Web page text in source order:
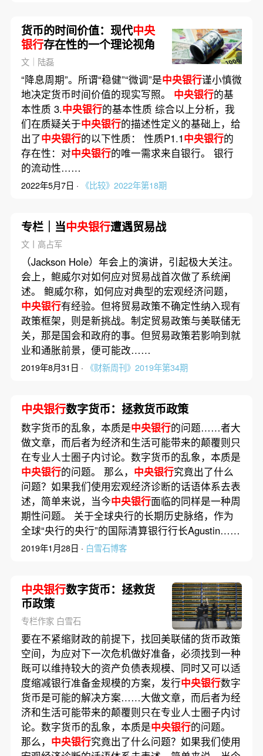
货币的时间价值：现代中央
银行存在性的一个理论视角
文｜陆磊
“降息周期”。所谓“稳健”“微调”是中央银行谨小慎微
地决定货币时间价值的现实写照。 中央银行的基
本性质 3.中央银行的基本性质 综合以上分析，我
们在质疑关于中央银行的描述性定义的基础上，给
出了中央银行的以下性质： 性质P1.1中央银行的
存在性：对中央银行的唯一需求来自银行。 银行
的流动性……
2022年5月7日 · 《比较》2022年第18期
专栏｜当中央银行遭遇贸易战
文丨高占军
（Jackson Hole）年会上的演讲，引起极大关注。
会上，鲍威尔对如何应对贸易战首次做了系统阐
述。 鲍威尔称，如何应对典型的宏观经济问题，
中央银行有经验。但将贸易政策不确定性纳入现有
政策框架，则是新挑战。制定贸易政策与美联储无
关，那是国会和政府的事。但贸易政策若影响到就
业和通胀前景，便可能改……
2019年8月31日 · 《财新周刊》2019年第34期
中央银行数字货币：拯救货币政策
数字货币的乱象，本质是中央银行的问题……者大
做文章，而后者为经济和生活可能带来的颠覆则只
在专业人士圈子内讨论。数字货币的乱象，本质是
中央银行的问题。 那么， 中央银行究竟出了什么
问题？如果我们使用宏观经济诊断的话语体系去表
述，简单来说，当今中央银行面临的同样是一种周
期性问题。 关于全球央行的长期历史脉络，作为
全球“央行的央行”的国际清算银行行长Agustin……
2019年1月28日 · 白雪石博客
中央银行数字货币：拯救货
币政策
专栏作家 白雪石
要在不紧缩财政的前提下，找回美联储的货币政策
空间，为应对下一次危机做好准备，必须找到一种
既可以维持较大的资产负债表规模、同时又可以适
度缩减银行准备金规模的方案，发行中央银行数字
货币是可能的解决方案……大做文章，而后者为经
济和生活可能带来的颠覆则只在专业人士圈子内讨
论。数字货币的乱象，本质是中央银行的问题。
那么， 中央银行究竟出了什么问题？如果我们使用